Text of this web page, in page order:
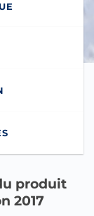
produit
2017